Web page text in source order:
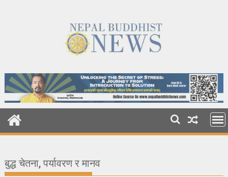
बुद्ध चेतना, पर्यावरण र मानव